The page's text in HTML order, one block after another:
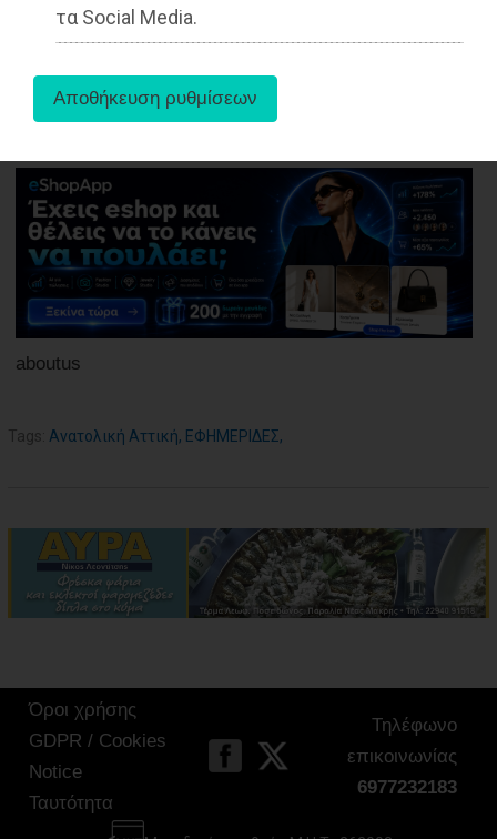
τα Social Media.
23-08-2021
Από τo Dimotisnews
aboutus
Tags: Ανατολική Αττική, ΕΦΗΜΕΡΙΔΕΣ,
Όροι χρήσης
GDPR / Cookies
Notice
Ταυτότητα
Τηλέφωνο
επικοινωνίας
6977232183